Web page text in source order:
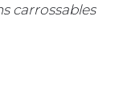
carrossables